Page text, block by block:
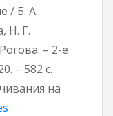
/ Б. А.
Н. Г.
– 2-е
– 582 с.
на